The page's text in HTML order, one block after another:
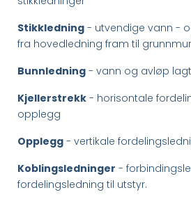
Stikkledning - utvendige vann -
fra hovedledning fram til grunnmur
Bunnledning - vann og avløp
Kjellerstrekk - horisontale
opplegg
Opplegg - vertikale
Koblingsledninger -
fordelingsledning til utstyr.